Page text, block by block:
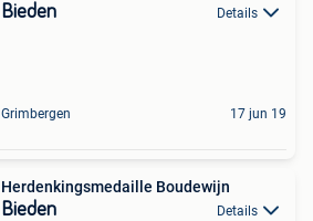
Bieden Details
Grimbergen 17 jun 19
Herdenkingsmedaille Boudewijn
Bieden Details